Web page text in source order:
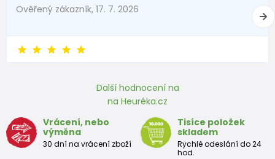
Ověřený zákazník, 17. 7. 2026
Další hodnocení na
na Heuréka.cz
Vrácení, nebo
výměna
30 dní na vrácení zboží
Tisíce položek
skladem
Rychlé odeslání do 24
hod.